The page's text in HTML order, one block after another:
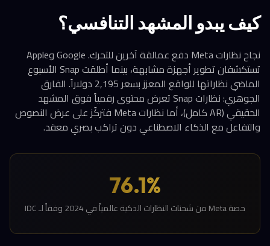
كيف يبدو المشهد التنافسي؟
نجاح نظارات Meta دفع عمالقة آخرين للتحرك. Google وApple
تستكشفان تطوير أجهزة مشابهة، بينما أطلقت Snap الأسبوع
الماضي نظاراتها للواقع المعزز بسعر 2,195 دولاراً. الفارق
الجوهري: نظارات Snap تعرض محتوى رقمياً فوق المشهد
الحقيقي (AR كامل)، أما نظارات Meta فتركّز على عرض النصوص
والتفاعل مع الذكاء الاصطناعي دون تراكب بصري معقد.
76.1%
حصة Meta من شحنات النظارات الذكية عالمياً في 2024 وفقاً لـ IDC